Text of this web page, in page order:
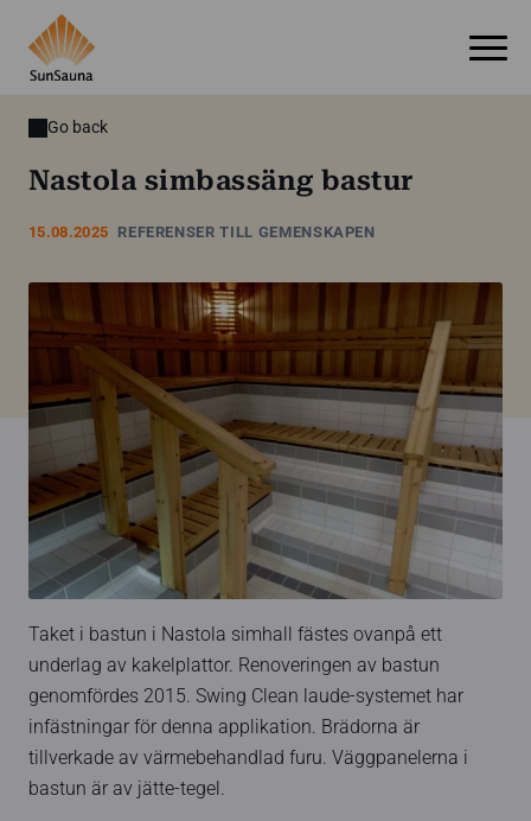
Go back
15.08.2025 REFERENSER TILL GEMENSKAPEN
Nastola simbassäng bastur
Taket i bastun i Nastola simhall fästes ovanpå ett
underlag av kakelplattor. Renoveringen av bastun
genomfördes 2015. Swing Clean laude-systemet har
infästningar för denna applikation. Brädorna är
tillverkade av värmebehandlad furu. Väggpanelerna i
bastun är av jätte-tegel.